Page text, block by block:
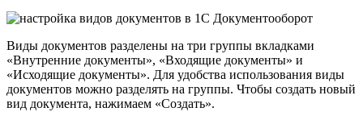
Виды документов разделены на три группы вкладками
«Внутренние документы», «Входящие документы» и
«Исходящие документы». Для удобства использования виды
документов можно разделять на группы. Чтобы создать новый
вид документа, нажимаем «Создать».